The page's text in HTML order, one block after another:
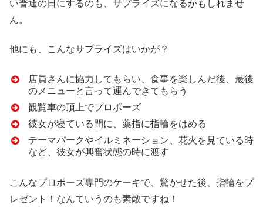
い普通の日にするのも、サプライズになるかもしれませ
ん。
他にも、こんなサプライズはいかが？
店員さんに協力してもらい、食事を楽しんだ後、最後
のメニューと言って運んできてもらう
観覧車の頂上でプロポーズ
彼女が寝ている間に、薬指に指輪をはめる
テーマパークやイルミネーション、花火を見ている時
など、彼女が興奮状態の時に渡す
こんなプロポーズ専門のケーキで、驚かせた後、指輪をプ
レゼント！なんていうのも素敵ですね！